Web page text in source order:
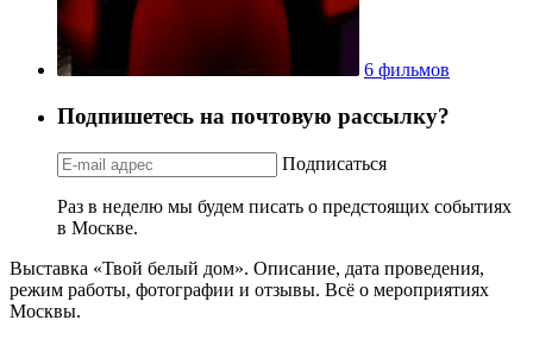
6 фильмов
Подпишетесь на почтовую рассылку?
Подписаться
Раз в неделю мы будем писать о предстоящих событиях
в Москве.
Выставка «Твой белый дом». Описание, дата проведения,
режим работы, фотографии и отзывы. Всё о мероприятиях
Москвы.